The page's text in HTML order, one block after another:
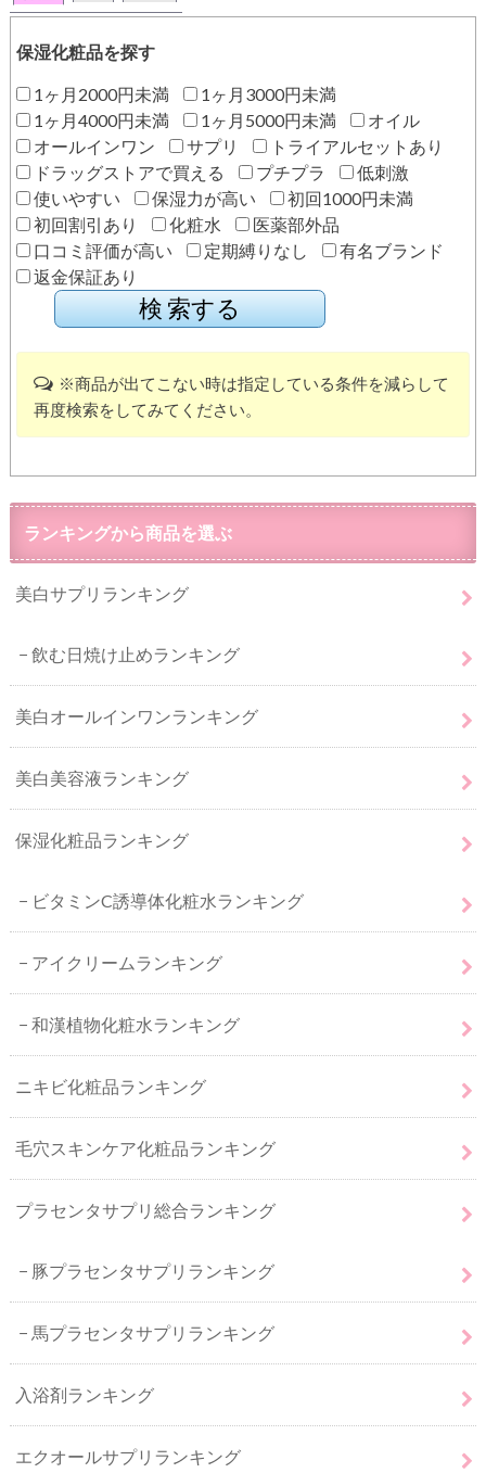
保湿化粧品を探す
1ヶ月2000円未満
1ヶ月3000円未満
1ヶ月4000円未満
1ヶ月5000円未満
オイル
オールインワン
サプリ
トライアルセットあり
ドラッグストアで買える
プチプラ
低刺激
使いやすい
保湿力が高い
初回1000円未満
初回割引あり
化粧水
医薬部外品
口コミ評価が高い
定期縛りなし
有名ブランド
返金保証あり
※商品が出てこない時は指定している条件を減らして
再度検索をしてみてください。
ランキングから商品を選ぶ
美白サプリランキング
飲む日焼け止めランキング
美白オールインワンランキング
美白美容液ランキング
保湿化粧品ランキング
ビタミンC誘導体化粧水ランキング
アイクリームランキング
和漢植物化粧水ランキング
ニキビ化粧品ランキング
毛穴スキンケア化粧品ランキング
プラセンタサプリ総合ランキング
豚プラセンタサプリランキング
馬プラセンタサプリランキング
入浴剤ランキング
エクオールサプリランキング